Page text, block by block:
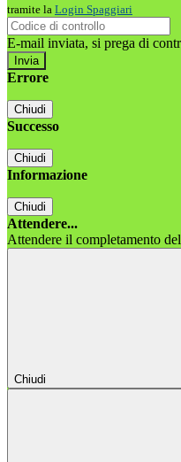
tramite la Login Spaggiari
E-mail inviata, si prega di
Errore
Chiudi
Successo
Chiudi
Informazione
Chiudi
Attendere...
Attendere il completamento
Chiudi